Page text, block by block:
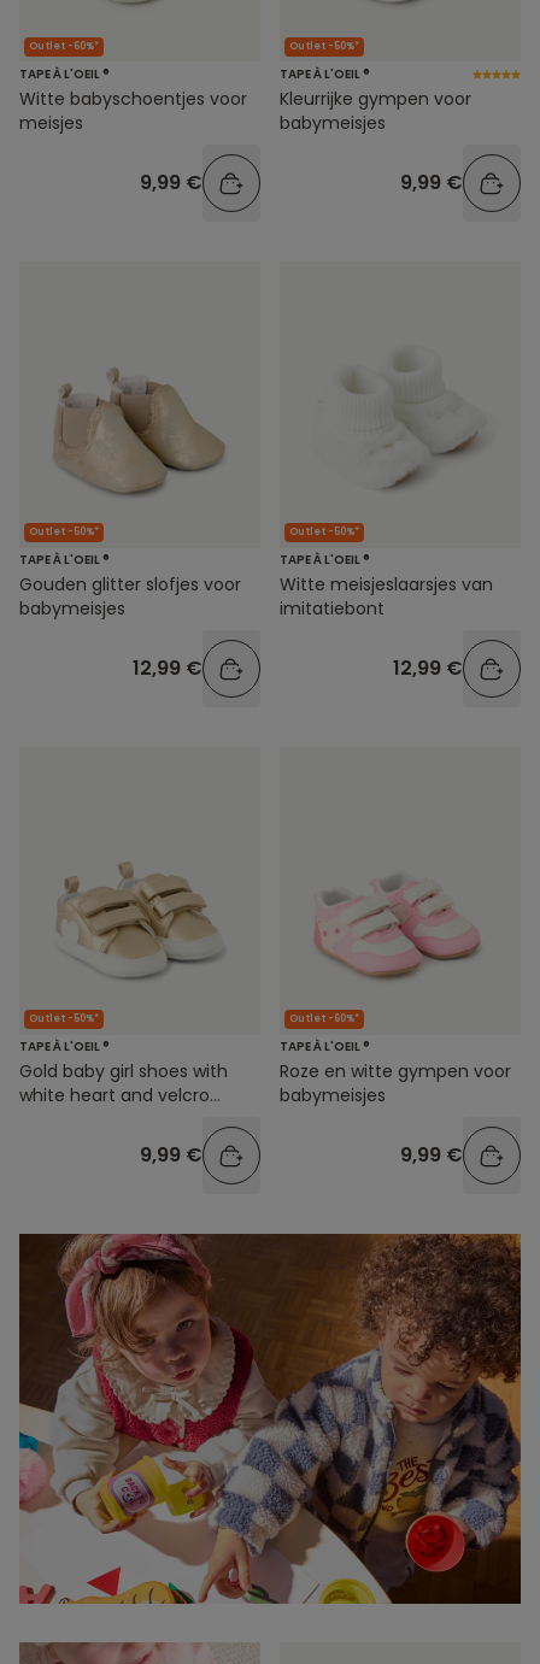
Outlet -60%*
TAPE À L'OEIL ®
Witte babyschoentjes voor
meisjes
9,99 €
Outlet -50%*
TAPE À L'OEIL ®
Kleurrijke gympen voor
babymeisjes
9,99 €
Outlet -50%*
TAPE À L'OEIL ®
Gouden glitter slofjes voor
babymeisjes
12,99 €
Outlet -50%*
TAPE À L'OEIL ®
Witte meisjeslaarsjes van
imitatiebont
12,99 €
Outlet -50%*
TAPE À L'OEIL ®
Gold baby girl shoes with
white heart and velcro
9,99 €
Outlet -60%*
TAPE À L'OEIL ®
Roze en witte gympen voor
babymeisjes
9,99 €